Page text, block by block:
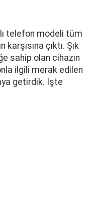
telefon modeli tüm
çıktı. Şık
sahip olan cihazın
ilgili merak edilen
getirdik. İşte